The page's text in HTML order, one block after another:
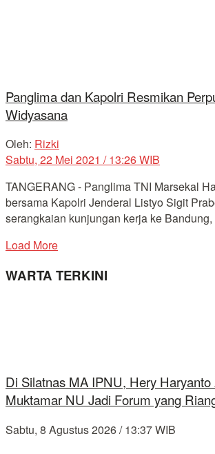
Panglima dan Kapolri Resmikan
Widyasana
Oleh: Rizki
Sabtu, 22 Mei 2021 / 13:26 WIB
TANGERANG - Panglima TNI Marsekal
bersama Kapolri Jenderal Listyo Sigit
serangkaian kunjungan kerja ke Bandung,
Load More
WARTA TERKINI
Di Silatnas MA IPNU, Hery
Muktamar NU Jadi Forum yang
Sabtu, 8 Agustus 2026 / 13:37 WIB